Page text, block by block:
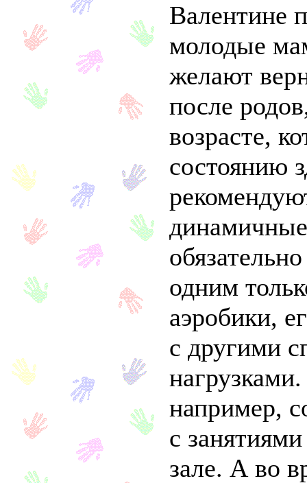
Валентине
молодые
желают
после
возрасте,
состоянию
одним
аэробики,
с другими
например,
с
зале. А во